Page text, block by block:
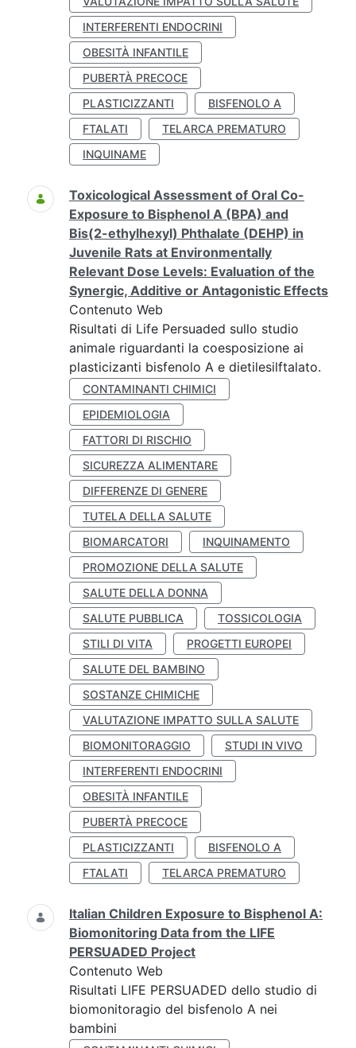
INTERFERENTI ENDOCRINI
OBESITÀ INFANTILE
PUBERTÀ PRECOCE
PLASTICIZZANTI
BISFENOLO A
FTALATI
TELARCA PREMATURO
INQUINAME
Toxicological Assessment of Oral Co-
Exposure to Bisphenol A (BPA) and
Bis(2-ethylhexyl) Phthalate (DEHP) in
Juvenile Rats at Environmentally
Relevant Dose Levels: Evaluation of the
Synergic, Additive or Antagonistic Effects
Contenuto Web
Risultati di Life Persuaded sullo studio
animale riguardanti la coesposizione ai
plasticizanti bisfenolo A e dietilesilftalato.
CONTAMINANTI CHIMICI
EPIDEMIOLOGIA
FATTORI DI RISCHIO
SICUREZZA ALIMENTARE
DIFFERENZE DI GENERE
TUTELA DELLA SALUTE
BIOMARCATORI
INQUINAMENTO
PROMOZIONE DELLA SALUTE
SALUTE DELLA DONNA
SALUTE PUBBLICA
TOSSICOLOGIA
STILI DI VITA
PROGETTI EUROPEI
SALUTE DEL BAMBINO
SOSTANZE CHIMICHE
VALUTAZIONE IMPATTO SULLA SALUTE
BIOMONITORAGGIO
STUDI IN VIVO
INTERFERENTI ENDOCRINI
OBESITÀ INFANTILE
PUBERTÀ PRECOCE
PLASTICIZZANTI
BISFENOLO A
FTALATI
TELARCA PREMATURO
Italian Children Exposure to Bisphenol A:
Biomonitoring Data from the LIFE
PERSUADED Project
Contenuto Web
Risultati LIFE PERSUADED dello studio di
biomonitoragio del bisfenolo A nei
bambini